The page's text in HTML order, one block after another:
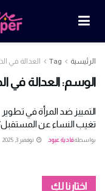
الرئيسية Tag العدالة في
الوسم:العدالة في
التمييز ضد المرأة في
تغيب النساء عن
بواسطةفادية عبود نوفمبر 3, 2025
اختارنا لكِ